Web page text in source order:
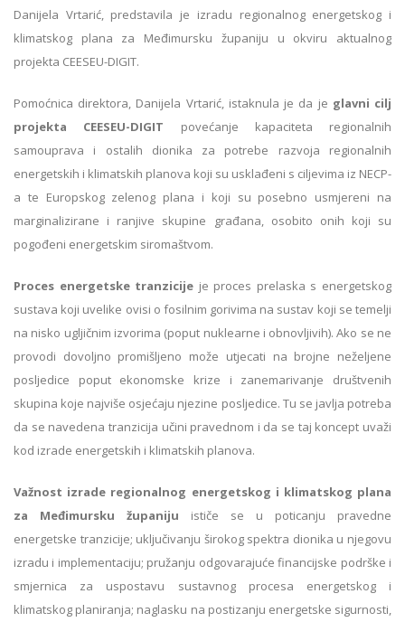
Danijela Vrtarić, predstavila je izradu regionalnog energetskog i
klimatskog plana za Međimursku županiju u okviru aktualnog
projekta CEESEU-DIGIT.
Pomoćnica direktora, Danijela Vrtarić, istaknula je da je glavni cilj
projekta CEESEU-DIGIT povećanje kapaciteta regionalnih
samouprava i ostalih dionika za potrebe razvoja regionalnih
energetskih i klimatskih planova koji su usklađeni s ciljevima iz NECP-
a te Europskog zelenog plana i koji su posebno usmjereni na
marginalizirane i ranjive skupine građana, osobito onih koji su
pogođeni energetskim siromaštvom.
Proces energetske tranzicije je proces prelaska s energetskog
sustava koji uvelike ovisi o fosilnim gorivima na sustav koji se temelji
na nisko ugljičnim izvorima (poput nuklearne i obnovljivih). Ako se ne
provodi dovoljno promišljeno može utjecati na brojne neželjene
posljedice poput ekonomske krize i zanemarivanje društvenih
skupina koje najviše osjećaju njezine posljedice. Tu se javlja potreba
da se navedena tranzicija učini pravednom i da se taj koncept uvaži
kod izrade energetskih i klimatskih planova.
Važnost izrade regionalnog energetskog i klimatskog plana
za Međimursku županiju ističe se u poticanju pravedne
energetske tranzicije; uključivanju širokog spektra dionika u njegovu
izradu i implementaciju; pružanju odgovarajuće financijske podrške i
smjernica za uspostavu sustavnog procesa energetskog i
klimatskog planiranja; naglasku na postizanju energetske sigurnosti,